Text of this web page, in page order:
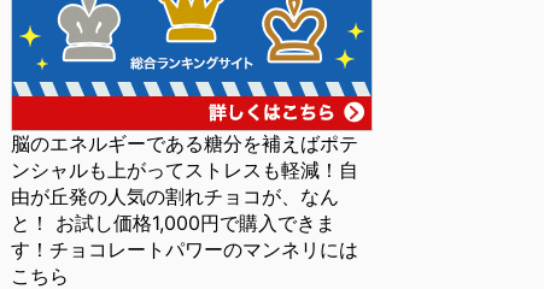
脳のエネルギーである糖分を補えばポテ
ンシャルも上がってストレスも軽減！自
由が丘発の人気の割れチョコが、なん
と！ お試し価格1,000円で購入できま
す！チョコレートパワーのマンネリには
こちら